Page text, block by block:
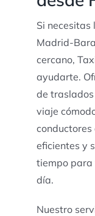
Si
Madrid-
cercano,
ayudarte.
de
viaje
conductores
eficientes y
tiempo para
día.
Nuestro